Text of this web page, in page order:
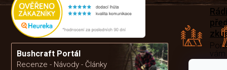
Bushcraft Portál
Recenze - Návody - Články
Rádi
vám